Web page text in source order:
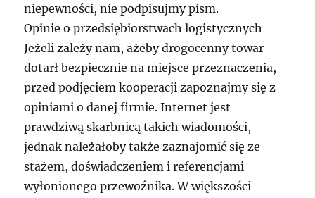
niepewności, nie podpisujmy pism.
Opinie o przedsiębiorstwach logistycznych
Jeżeli zależy nam, ażeby drogocenny towar
dotarł bezpiecznie na miejsce przeznaczenia,
przed podjęciem kooperacji zapoznajmy się z
opiniami o danej firmie. Internet jest
prawdziwą skarbnicą takich wiadomości,
jednak należałoby także zaznajomić się ze
stażem, doświadczeniem i referencjami
wyłonionego przewoźnika. W większości